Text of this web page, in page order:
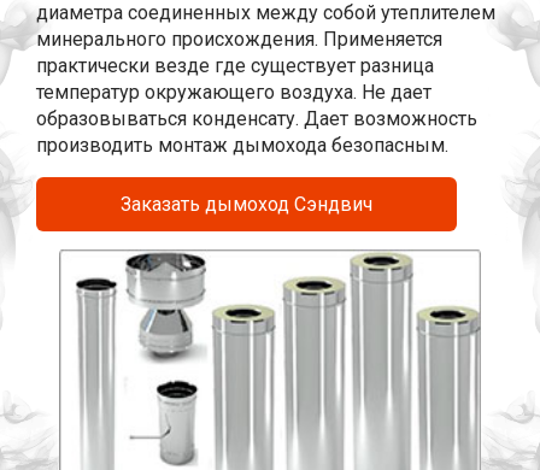
диаметра соединенных между собой утеплителем
минерального происхождения. Применяется
практически везде где существует разница
температур окружающего воздуха. Не дает
образовываться конденсату. Дает возможность
производить монтаж дымохода безопасным.
Заказать дымоход Сэндвич